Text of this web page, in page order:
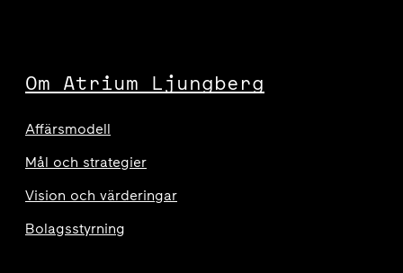
Om Atrium Ljungberg
Affärsmodell
Mål och strategier
Vision och värderingar
Bolagsstyrning